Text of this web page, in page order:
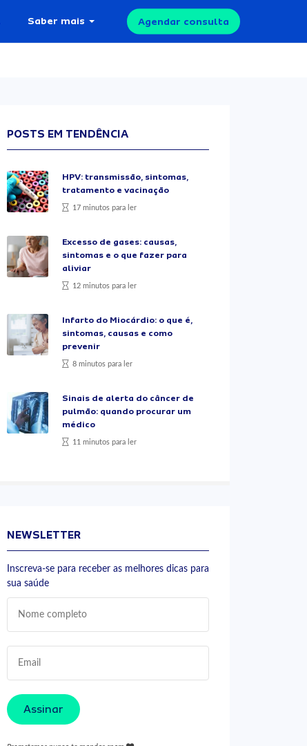
Saber mais Agendar consulta
POSTS EM TENDÊNCIA
HPV: transmissão, sintomas,
tratamento e vacinação
17 minutos para ler
Excesso de gases: causas,
sintomas e o que fazer para
aliviar
12 minutos para ler
Infarto do Miocárdio: o que é,
sintomas, causas e como
prevenir
8 minutos para ler
Sinais de alerta do câncer de
pulmão: quando procurar um
médico
11 minutos para ler
NEWSLETTER
Inscreva-se para receber as melhores dicas para
sua saúde
Assinar